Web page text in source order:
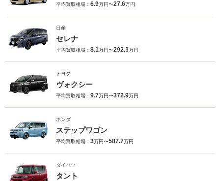
平均買取相場： 6.9万円〜27.6万円
日産
セレナ
平均買取相場： 8.1万円〜292.3万円
トヨタ
ヴォクシー
平均買取相場： 9.7万円〜372.9万円
ホンダ
ステップワゴン
平均買取相場： 3万円〜587.7万円
ダイハツ
タント